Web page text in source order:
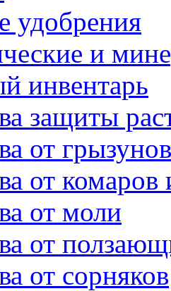
удобрения
и
инвентарь
защиты
от грызунов
от
от моли
от
от сорняков